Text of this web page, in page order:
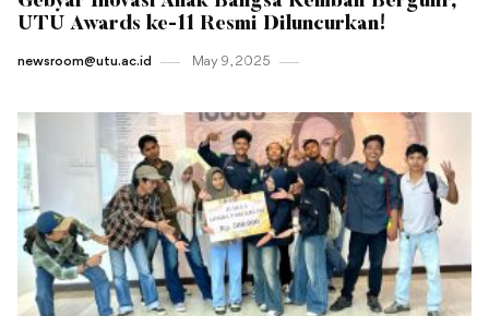
UTU Awards ke-11 Resmi Diluncurkan!
newsroom@utu.ac.id May 9 , 2025